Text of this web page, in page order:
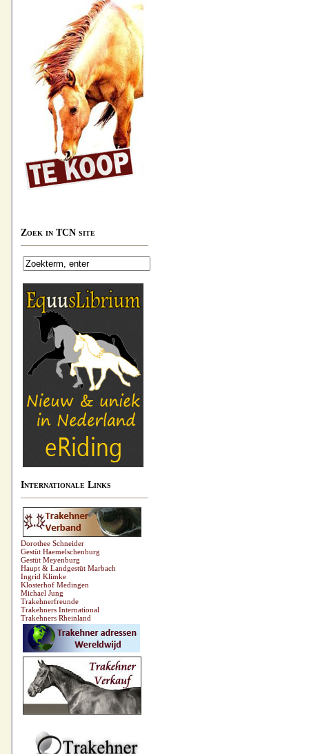
Zoek in TCN site
Internationale Links
Dorothee Schneider
Gestüt Haemelschenburg
Gestüt Meyenburg
Haupt & Landgestüt Marbach
Ingrid Klimke
Klosterhof Medingen
Michael Jung
Trakehnerfreunde
Trakehners International
Trakehners Rheinland